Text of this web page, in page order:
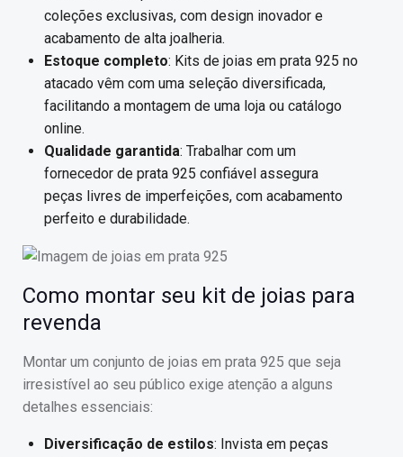
coleções exclusivas, com design inovador e
acabamento de alta joalheria.
Estoque completo: Kits de joias em prata 925 no
atacado vêm com uma seleção diversificada,
facilitando a montagem de uma loja ou catálogo
online.
Qualidade garantida: Trabalhar com um
fornecedor de prata 925 confiável assegura
peças livres de imperfeições, com acabamento
perfeito e durabilidade.
Como montar seu kit de joias para
revenda
Montar um conjunto de joias em prata 925 que seja
irresistível ao seu público exige atenção a alguns
detalhes essenciais:
Diversificação de estilos: Invista em peças